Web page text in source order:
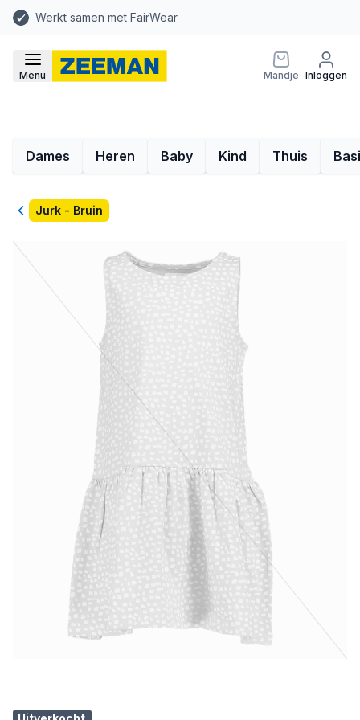
Werkt samen met FairWear
Menu Mandje Inloggen
Dames Heren Baby Kind Thuis
TerugJurk - Bruin